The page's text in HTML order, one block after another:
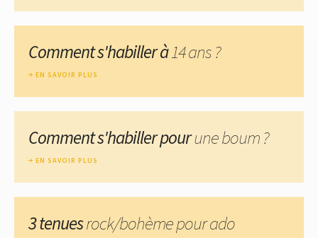
Comment s'habiller à14 ans ?
EN SAVOIR PLUS
Comment s'habiller pourune boum ?
EN SAVOIR PLUS
3 tenuesrock/bohème pour ado